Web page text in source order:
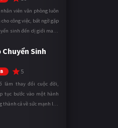
viên văn phòng luôn
công việc, bất ngờ gặp
sinh đến dị giới mang
gi ...
Sinh
5
làm thay đổi cuộc đời,
tục bước vào một hành
cả về sức mạnh lẫn
anh ...